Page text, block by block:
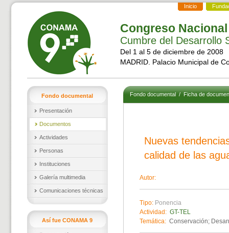
Inicio
Congreso
Cumbre del Desarrollo
Del 1 al 5 de diciembre de 2008
MADRID. Palacio Municipal de
Fondo documental
Presentación
Documentos
Actividades
Personas
Instituciones
Galería multimedia
Comunicaciones técnicas
Así fue CONAMA 9
Fondo documental/Ficha de
Nuevas
calidad de las
Autor:
Tipo: Ponencia
Actividad: GT-TEL
Temática: Conservación;